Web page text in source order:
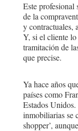
Este profesional
de la
y contractuales,
Y, si el cliente lo
tramitación de
que precise.
Ya hace años
países como
Estados Unidos.
inmobiliarias se
shopper’,